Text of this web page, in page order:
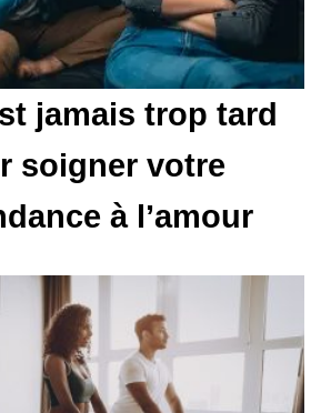
jamais trop tard
soigner votre
à l’amour